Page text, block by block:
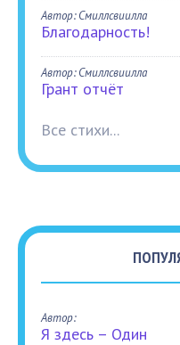
Автор: Смиллсвиилла
Благодарность!
Автор: Смиллсвиилла
Грант отчёт
Все стихи...
Автор:
Я здесь – Один